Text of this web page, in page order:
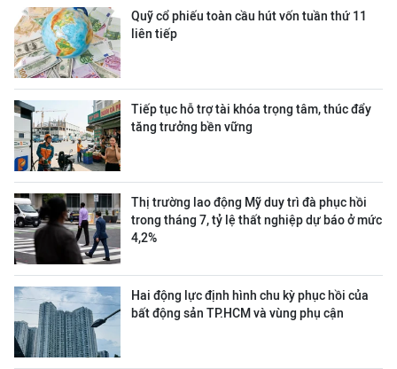
Quỹ cổ phiếu toàn cầu hút vốn tuần thứ 11
liên tiếp
Tiếp tục hỗ trợ tài khóa trọng tâm, thúc đẩy
tăng trưởng bền vững
Thị trường lao động Mỹ duy trì đà phục hồi
trong tháng 7, tỷ lệ thất nghiệp dự báo ở mức
4,2%
Hai động lực định hình chu kỳ phục hồi của
bất động sản TP.HCM và vùng phụ cận